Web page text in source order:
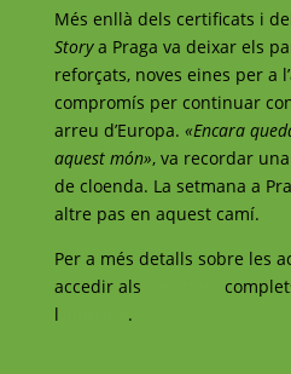
Més enllà dels certificats i
Storya Praga va deixar els
reforçats, noves eines per a
compromís per continuar
arreu d’Europa. «Encara
aquest món», va recordar
de cloenda. La setmana a
altre pas en aquest camí.
Per a més detalls sobre les
accedir als
l
.